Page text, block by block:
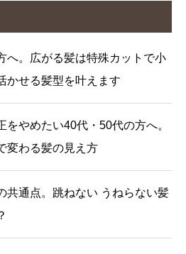
へ。広がる髪は特殊カットで小
かせる髪型を叶えます
やめたい40代・50代の方へ。
変わる髪の見え方
共通点。跳ねない うねらない髪